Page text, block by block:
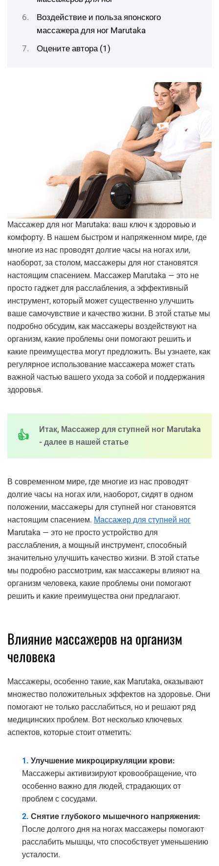
Воздействие и польза японского
массажера для ног Marutaka
Оцените автора (1)
Массажер для ног Marutaka: ваш ключ к здоровью и
комфорту. В нашем быстром и напряженном мире, где
многие из нас проводят долгие часы на ногах или,
наоборот, за столом, массажеры для ног становятся
настоящим спасением. Массажер Marutaka — это не
просто гаджет для расслабления, а эффективный
инструмент, который может существенно улучшить
ваше самочувствие и качество жизни. В этой статье мы
подробно обсудим, как массажеры воздействуют на
организм, какие проблемы они помогают решить и
какие преимущества могут предложить. Вы узнаете, как
регулярное использование массажера может стать
важной частью вашего ухода за собой и поддержания
здоровья.
Итак, Массажер для ступней ног Marutaka
- далее в нашей статье
В современном мире, где многие из нас проводят
долгие часы на ногах или, наоборот, сидят в одном
положении, массажеры для ступней ног становятся
настоящим спасением. Массажер для ступней ног
Marutaka — это не просто устройство для
расслабления, а мощный инструмент, способный
значительно улучшить качество жизни. В этой статье
мы подробно рассмотрим, как массажеры влияют на
организм человека, какие проблемы они помогают
решить и какие преимущества они предлагают.
Влияние массажеров на организм
человека
Массажеры, особенно такие, как Marutaka, оказывают
множество положительных эффектов на здоровье. Они
помогают не только расслабиться, но и решают ряд
медицинских проблем. Вот несколько ключевых
аспектов, которые стоит отметить:
Улучшение микроциркуляции крови:
Массажеры активизируют кровообращение, что
особенно важно для людей, страдающих от
проблем с сосудами.
Снятие глубокого мышечного напряжения:
После долгого дня на ногах массажеры помогают
расслабить мышцы, что способствует уменьшению
усталости.